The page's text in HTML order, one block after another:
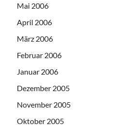
Mai 2006
April 2006
März 2006
Februar 2006
Januar 2006
Dezember 2005
November 2005
Oktober 2005